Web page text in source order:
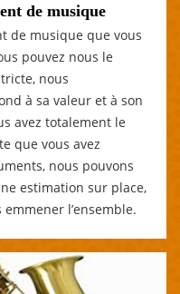
de musique
de musique que vous
pouvez nous le
nous
à sa valeur et à son
avez totalement le
que vous avez
nous pouvons
estimation sur place,
l’ensemble.